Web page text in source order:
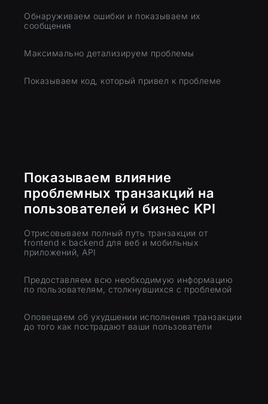
Обнаруживаем ошибки и показываем их
сообщения
Максимально детализируем проблемы
Показываем код, который привел к проблеме
Показываем влияние
проблемных транзакций на
пользователей и бизнес KPI
Отрисовываем полный путь транзакции от
frontend к backend для веб и мобильных
приложений, API
Предоставляем всю необходимую информацию
по пользователям, столкнувшихся с проблемой
Оповещаем об ухудшении исполнения транзакции
до того как пострадают ваши пользователи